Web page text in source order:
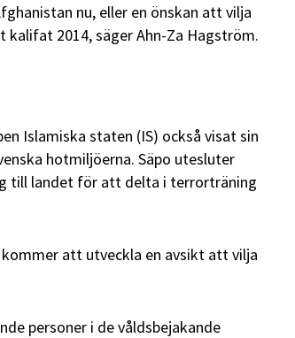
nu, eller en önskan att vilja
2014, säger Ahn-Za Hagström.
Islamiska staten (IS) också visat sin
hotmiljöerna. Säpo utesluter
till landet för att delta i terrorträning
att utveckla en avsikt att vilja
personer i de våldsbejakande